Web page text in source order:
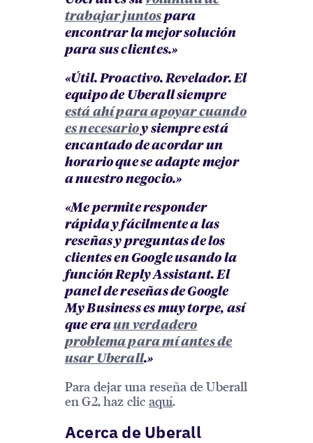
trabajar juntos para
encontrar la mejor solución
para sus clientes.»
«Útil. Proactivo. Revelador. El
equipo de Uberall siempre
está ahí para apoyar cuando
es necesarioy siempre está
encantado de acordar un
horario que se adapte mejor
a nuestro negocio.»
«Me permite responder
rápida y fácilmente a las
reseñas y preguntas de los
clientes en Google usando la
función Reply Assistant. El
panel de reseñas de Google
My Business es muy torpe, así
que eraun verdadero
problema para mí antes de
usar Uberall.»
Para dejar una reseña de Uberall
en G2, haz clic aquí.
Acerca de Uberall